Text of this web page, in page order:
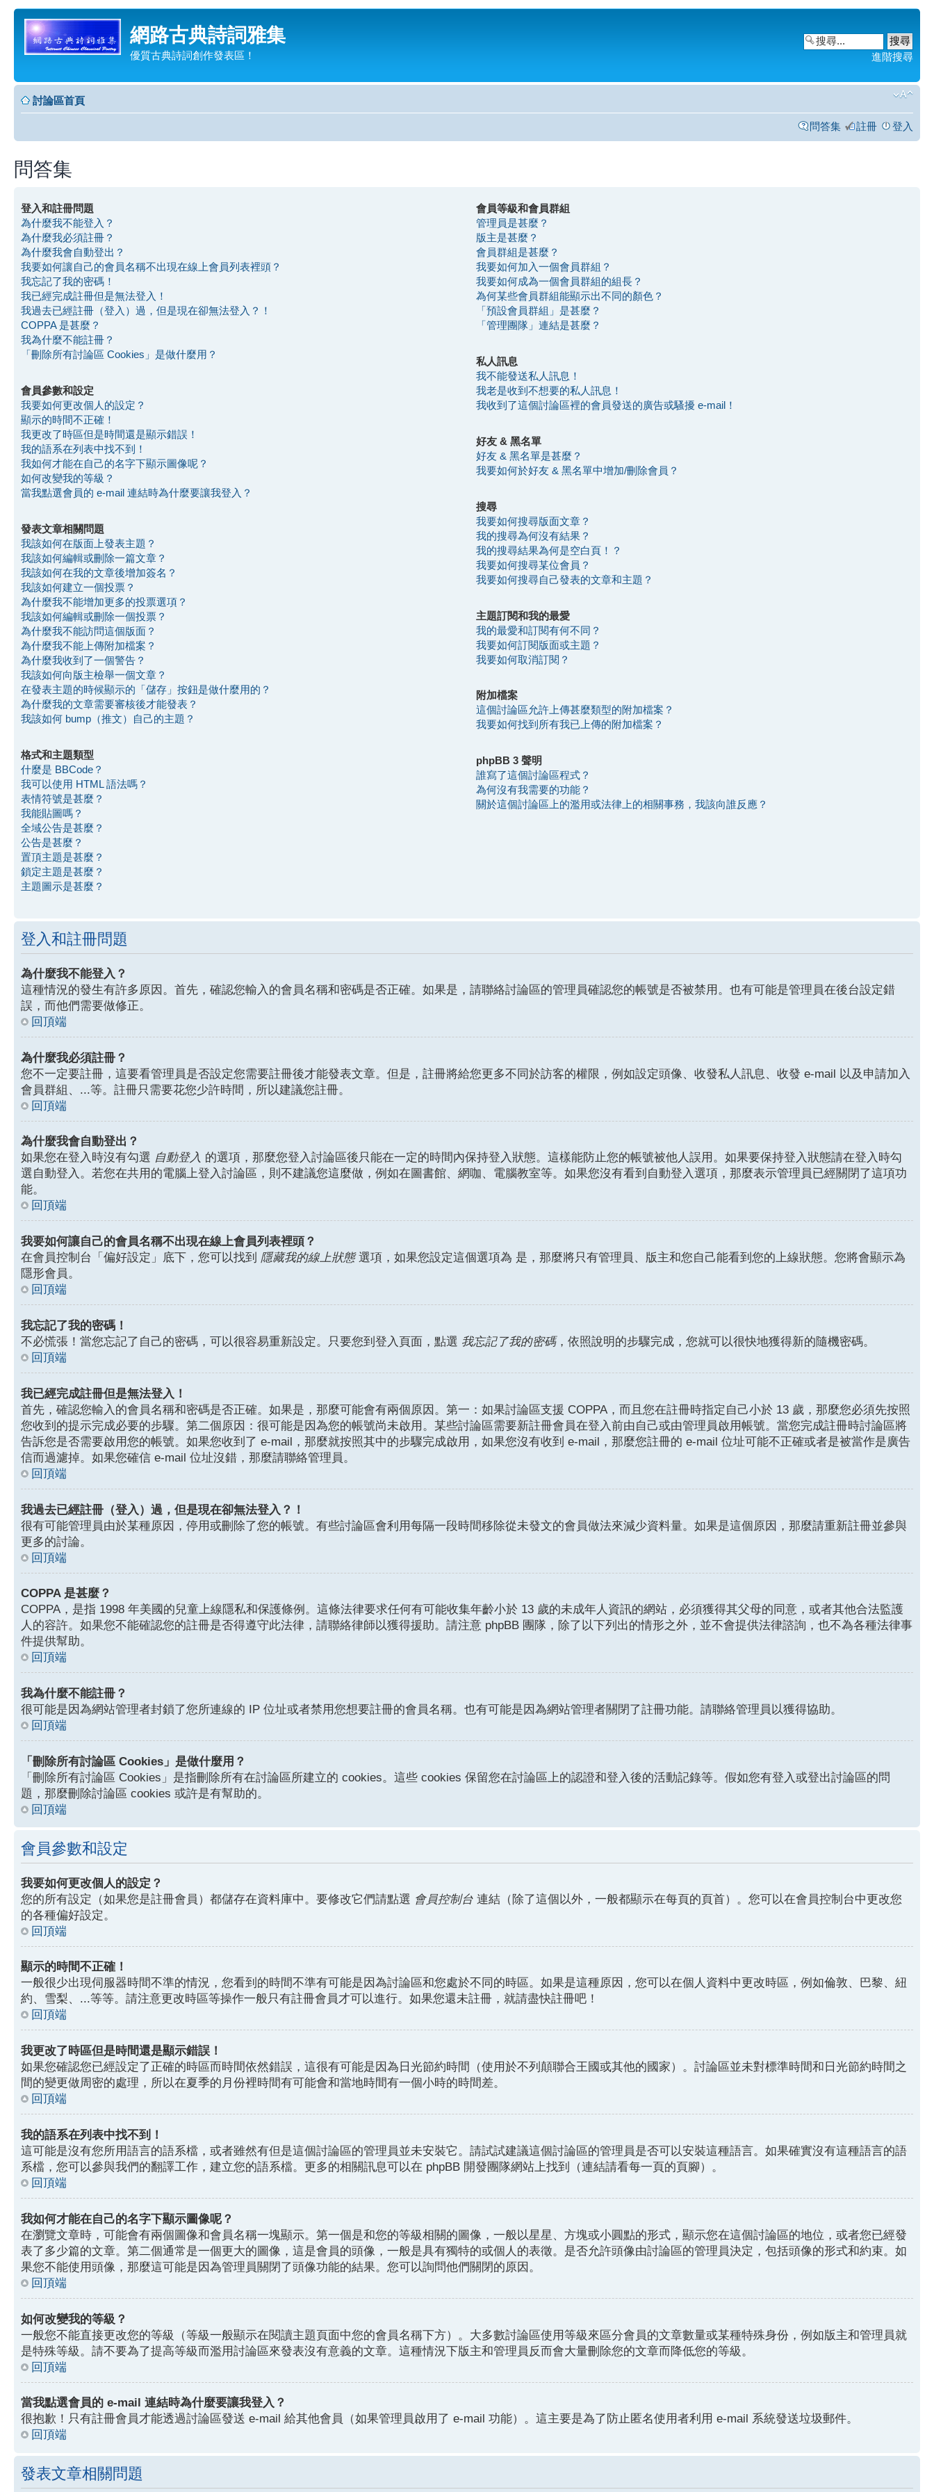
網路古典詩詞雅集
優質古典詩詞創作發表區！ 進階搜尋
討論區首頁
問答集 註冊 登入
問答集
登入和註冊問題
為什麼我不能登入？
為什麼我必須註冊？
為什麼我會自動登出？
我要如何讓自己的會員名稱不出現在線上會員列表裡頭？
我忘記了我的密碼！
我已經完成註冊但是無法登入！
我過去已經註冊（登入）過，但是現在卻無法登入？！
COPPA 是甚麼？
我為什麼不能註冊？
「刪除所有討論區 Cookies」是做什麼用？
會員參數和設定
我要如何更改個人的設定？
顯示的時間不正確！
我更改了時區但是時間還是顯示錯誤！
我的語系在列表中找不到！
我如何才能在自己的名字下顯示圖像呢？
如何改變我的等級？
當我點選會員的 e-mail 連結時為什麼要讓我登入？
發表文章相關問題
我該如何在版面上發表主題？
我該如何編輯或刪除一篇文章？
我該如何在我的文章後增加簽名？
我該如何建立一個投票？
為什麼我不能增加更多的投票選項？
我該如何編輯或刪除一個投票？
為什麼我不能訪問這個版面？
為什麼我不能上傳附加檔案？
為什麼我收到了一個警告？
我該如何向版主檢舉一個文章？
在發表主題的時候顯示的「儲存」按鈕是做什麼用的？
為什麼我的文章需要審核後才能發表？
我該如何 bump（推文）自己的主題？
格式和主題類型
什麼是 BBCode？
我可以使用 HTML 語法嗎？
表情符號是甚麼？
我能貼圖嗎？
全域公告是甚麼？
公告是甚麼？
置頂主題是甚麼？
鎖定主題是甚麼？
主題圖示是甚麼？
會員等級和會員群組
管理員是甚麼？
版主是甚麼？
會員群組是甚麼？
我要如何加入一個會員群組？
我要如何成為一個會員群組的組長？
為何某些會員群組能顯示出不同的顏色？
「預設會員群組」是甚麼？
「管理團隊」連結是甚麼？
私人訊息
我不能發送私人訊息！
我老是收到不想要的私人訊息！
我收到了這個討論區裡的會員發送的廣告或騷擾 e-mail！
好友 & 黑名單
好友 & 黑名單是甚麼？
我要如何於好友 & 黑名單中增加/刪除會員？
搜尋
我要如何搜尋版面文章？
我的搜尋為何沒有結果？
我的搜尋結果為何是空白頁！？
我要如何搜尋某位會員？
我要如何搜尋自己發表的文章和主題？
主題訂閱和我的最愛
我的最愛和訂閱有何不同？
我要如何訂閱版面或主題？
我要如何取消訂閱？
附加檔案
這個討論區允許上傳甚麼類型的附加檔案？
我要如何找到所有我已上傳的附加檔案？
phpBB 3 聲明
誰寫了這個討論區程式？
為何沒有我需要的功能？
關於這個討論區上的濫用或法律上的相關事務，我該向誰反應？
登入和註冊問題
為什麼我不能登入？
這種情況的發生有許多原因。首先，確認您輸入的會員名稱和密碼是否正確。如果是，請聯絡討論區的管理員確認您的帳號是否被禁用。也有可能是管理員在後台設定錯
誤，而他們需要做修正。
回頂端
為什麼我必須註冊？
您不一定要註冊，這要看管理員是否設定您需要註冊後才能發表文章。但是，註冊將給您更多不同於訪客的權限，例如設定頭像、收發私人訊息、收發 e-mail 以及申請加入
會員群組、...等。註冊只需要花您少許時間，所以建議您註冊。
回頂端
為什麼我會自動登出？
如果您在登入時沒有勾選 自動登入 的選項，那麼您登入討論區後只能在一定的時間內保持登入狀態。這樣能防止您的帳號被他人誤用。如果要保持登入狀態請在登入時勾
選自動登入。若您在共用的電腦上登入討論區，則不建議您這麼做，例如在圖書館、網咖、電腦教室等。如果您沒有看到自動登入選項，那麼表示管理員已經關閉了這項功
能。
回頂端
我要如何讓自己的會員名稱不出現在線上會員列表裡頭？
在會員控制台「偏好設定」底下，您可以找到 隱藏我的線上狀態選項，如果您設定這個選項為 是 ，那麼將只有管理員、版主和您自己能看到您的上線狀態。您將會顯示為
隱形會員。
回頂端
我忘記了我的密碼！
不必慌張！當您忘記了自己的密碼，可以很容易重新設定。只要您到登入頁面，點選 我忘記了我的密碼，依照說明的步驟完成，您就可以很快地獲得新的隨機密碼。
回頂端
我已經完成註冊但是無法登入！
首先，確認您輸入的會員名稱和密碼是否正確。如果是，那麼可能會有兩個原因。第一：如果討論區支援 COPPA，而且您在註冊時指定自己小於 13 歲，那麼您必須先按照
您收到的提示完成必要的步驟。第二個原因：很可能是因為您的帳號尚未啟用。某些討論區需要新註冊會員在登入前由自己或由管理員啟用帳號。當您完成註冊時討論區將
告訴您是否需要啟用您的帳號。如果您收到了 e-mail，那麼就按照其中的步驟完成啟用，如果您沒有收到 e-mail，那麼您註冊的 e-mail 位址可能不正確或者是被當作是廣告
信而過濾掉。如果您確信 e-mail 位址沒錯，那麼請聯絡管理員。
回頂端
我過去已經註冊（登入）過，但是現在卻無法登入？！
很有可能管理員由於某種原因，停用或刪除了您的帳號。有些討論區會利用每隔一段時間移除從未發文的會員做法來減少資料量。如果是這個原因，那麼請重新註冊並參與
更多的討論。
回頂端
COPPA 是甚麼？
COPPA，是指 1998 年美國的兒童上線隱私和保護條例。這條法律要求任何有可能收集年齡小於 13 歲的未成年人資訊的網站，必須獲得其父母的同意，或者其他合法監護
人的容許。如果您不能確認您的註冊是否得遵守此法律，請聯絡律師以獲得援助。請注意 phpBB 團隊，除了以下列出的情形之外，並不會提供法律諮詢，也不為各種法律事
件提供幫助。
回頂端
我為什麼不能註冊？
很可能是因為網站管理者封鎖了您所連線的 IP 位址或者禁用您想要註冊的會員名稱。也有可能是因為網站管理者關閉了註冊功能。請聯絡管理員以獲得協助。
回頂端
「刪除所有討論區 Cookies」是做什麼用？
「刪除所有討論區 Cookies」是指刪除所有在討論區所建立的 cookies。這些 cookies 保留您在討論區上的認證和登入後的活動記錄等。假如您有登入或登出討論區的問
題，那麼刪除討論區 cookies 或許是有幫助的。
回頂端
會員參數和設定
我要如何更改個人的設定？
您的所有設定（如果您是註冊會員）都儲存在資料庫中。要修改它們請點選 會員控制台 連結（除了這個以外，一般都顯示在每頁的頁首）。您可以在會員控制台中更改您
的各種偏好設定。
回頂端
顯示的時間不正確！
一般很少出現伺服器時間不準的情況，您看到的時間不準有可能是因為討論區和您處於不同的時區。如果是這種原因，您可以在個人資料中更改時區，例如倫敦、巴黎、紐
約、雪梨、...等等。請注意更改時區等操作一般只有註冊會員才可以進行。如果您還未註冊，就請盡快註冊吧！
回頂端
我更改了時區但是時間還是顯示錯誤！
如果您確認您已經設定了正確的時區而時間依然錯誤，這很有可能是因為日光節約時間（使用於不列顛聯合王國或其他的國家）。討論區並未對標準時間和日光節約時間之
間的變更做周密的處理，所以在夏季的月份裡時間有可能會和當地時間有一個小時的時間差。
回頂端
我的語系在列表中找不到！
這可能是沒有您所用語言的語系檔，或者雖然有但是這個討論區的管理員並未安裝它。請試試建議這個討論區的管理員是否可以安裝這種語言。如果確實沒有這種語言的語
系檔，您可以參與我們的翻譯工作，建立您的語系檔。更多的相關訊息可以在 phpBB 開發團隊網站上找到（連結請看每一頁的頁腳）。
回頂端
我如何才能在自己的名字下顯示圖像呢？
在瀏覽文章時，可能會有兩個圖像和會員名稱一塊顯示。第一個是和您的等級相關的圖像，一般以星星、方塊或小圓點的形式，顯示您在這個討論區的地位，或者您已經發
表了多少篇的文章。第二個通常是一個更大的圖像，這是會員的頭像，一般是具有獨特的或個人的表徵。是否允許頭像由討論區的管理員決定，包括頭像的形式和約束。如
果您不能使用頭像，那麼這可能是因為管理員關閉了頭像功能的結果。您可以詢問他們關閉的原因。
回頂端
如何改變我的等級？
一般您不能直接更改您的等級（等級一般顯示在閱讀主題頁面中您的會員名稱下方）。大多數討論區使用等級來區分會員的文章數量或某種特殊身份，例如版主和管理員就
是特殊等級。請不要為了提高等級而濫用討論區來發表沒有意義的文章。這種情況下版主和管理員反而會大量刪除您的文章而降低您的等級。
回頂端
當我點選會員的 e-mail 連結時為什麼要讓我登入？
很抱歉！只有註冊會員才能透過討論區發送 e-mail 給其他會員（如果管理員啟用了 e-mail 功能）。這主要是為了防止匿名使用者利用 e-mail 系統發送垃圾郵件。
回頂端
發表文章相關問題